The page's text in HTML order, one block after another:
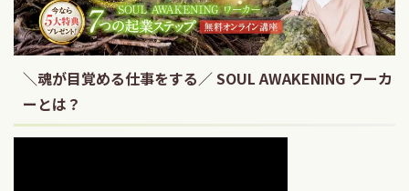
＼魂が目覚める仕事をする／ SOUL AWAKENING ワーカ
ーとは？